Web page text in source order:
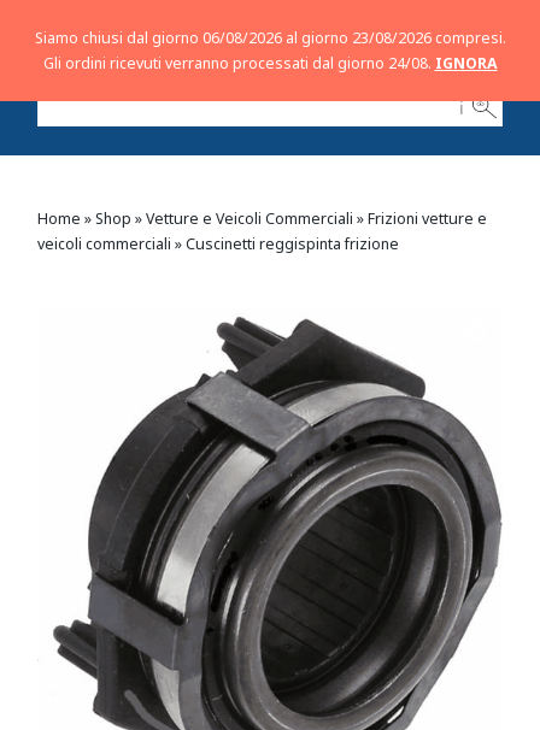
ℹ
Home »Shop »Vetture e Veicoli Commerciali »Frizioni vetture e
veicoli commerciali »Cuscinetti reggispinta frizione
Siamo chiusi dal giorno 06/08/2026 al giorno 23/08/2026 compresi.
Gli ordini ricevuti verranno processati dal giorno 24/08. IGNORA